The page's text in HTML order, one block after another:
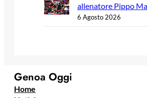
allenatore Pippo
6 Agosto 2026
Genoa Oggi
Home